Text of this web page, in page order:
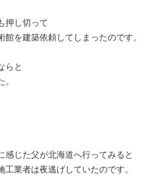
押し切って
館を建築依頼してしまったのです。
らと
感じた父が北海道へ行ってみると
業者は夜逃げしていたのです。